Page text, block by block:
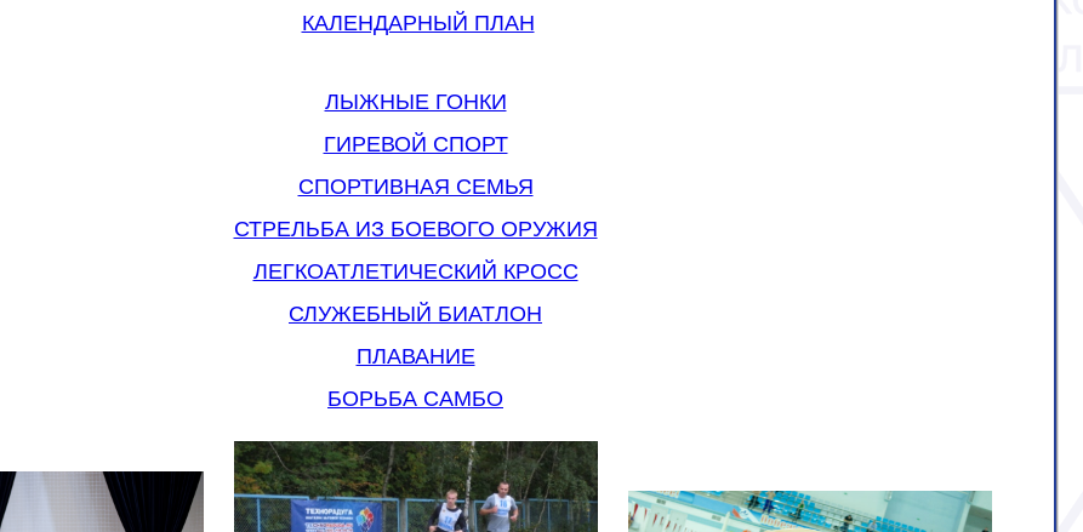
КАЛЕНДАРНЫЙ ПЛАН
ЛЫЖНЫЕ ГОНКИ
ГИРЕВОЙ СПОРТ
СПОРТИВНАЯ СЕМЬЯ
СТРЕЛЬБА ИЗ БОЕВОГО ОРУЖИЯ
ЛЕГКОАТЛЕТИЧЕСКИЙ КРОСС
СЛУЖЕБНЫЙ БИАТЛОН
ПЛАВАНИЕ
БОРЬБА САМБО